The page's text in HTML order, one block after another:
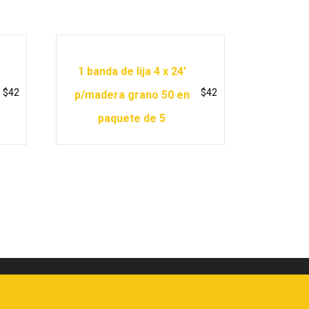
$42
1 banda de lija 4 x 24′
p/madera grano 50 en
paquete de 5
$42